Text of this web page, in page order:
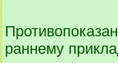
раннему